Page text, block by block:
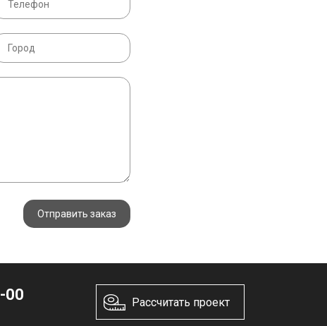
Отправить заказ
00 Рассчитать проект